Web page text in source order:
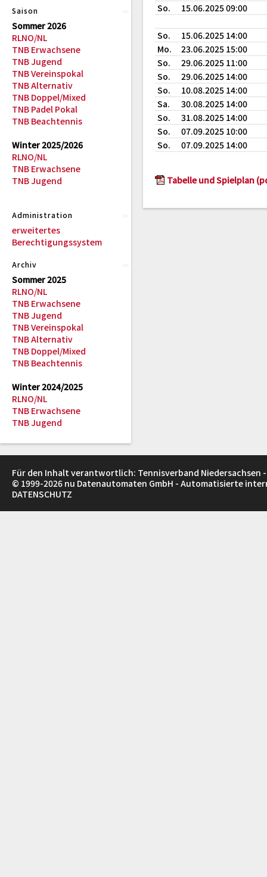
Saison
Sommer 2026
RLNO/NL
TNB Erwachsene
TNB Jugend
TNB Vereinspokal
TNB Alternativ
TNB Doppel/Mixed
TNB Padel Pokal
TNB Beachtennis
Winter 2025/2026
RLNO/NL
TNB Erwachsene
TNB Jugend
Administration
erweitertes
Berechtigungssystem
Archiv
Sommer 2025
RLNO/NL
TNB Erwachsene
TNB Jugend
TNB Vereinspokal
TNB Alternativ
TNB Doppel/Mixed
TNB Beachtennis
Winter 2024/2025
RLNO/NL
TNB Erwachsene
TNB Jugend
So.
15.06.2025 09:00
So.
15.06.2025 14:00
Mo.
23.06.2025 15:00
So.
29.06.2025 11:00
So.
29.06.2025 14:00
So.
10.08.2025 14:00
Sa.
30.08.2025 14:00
So.
31.08.2025 14:00
So.
07.09.2025 10:00
So.
07.09.2025 14:00
Tabelle und Spielplan
Für den Inhalt verantwortlich: Tennisverband Niedersachsen -
© 1999-2026 nu Datenautomaten GmbH - Automatisierte
DATENSCHUTZ